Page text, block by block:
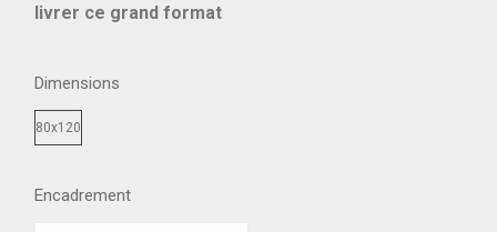
livrer ce grand format
Dimensions
80x120
Encadrement